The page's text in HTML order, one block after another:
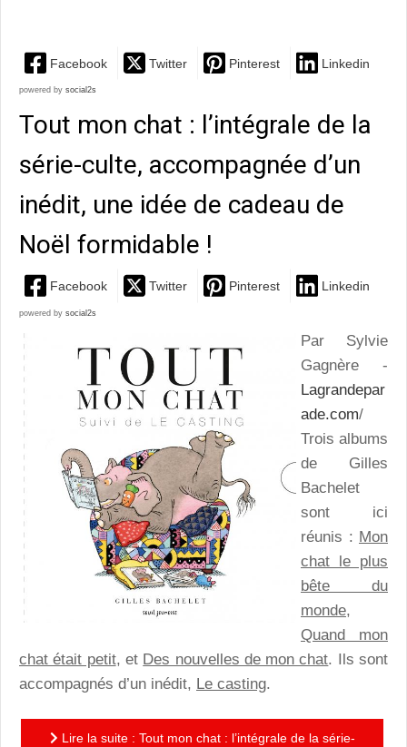
Facebook Twitter Pinterest Linkedin
powered by social2s
Tout mon chat : l’intégrale de la
série-culte, accompagnée d’un
inédit, une idée de cadeau de
Noël formidable !
Facebook Twitter Pinterest Linkedin
powered by social2s
Par Sylvie
Gagnère -
Lagrandepar
ade.com/
Trois albums
de Gilles
Bachelet
sont ici
réunis : Mon
chat le plus
bête du
monde,
Quand mon
chat était petit, et Des nouvelles de mon chat. Ils sont
accompagnés d’un inédit, Le casting.
Lire la suite : Tout mon chat : l’intégrale de la série-